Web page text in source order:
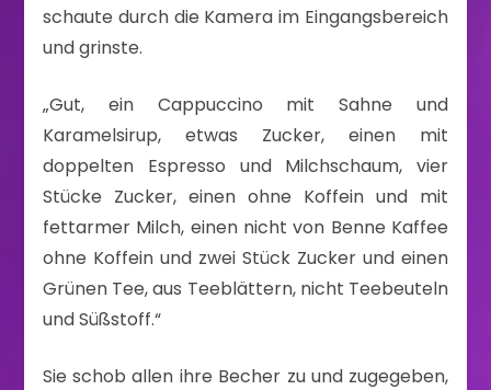
schaute durch die Kamera im Eingangsbereich
und grinste.
„Gut, ein Cappuccino mit Sahne und
Karamelsirup, etwas Zucker, einen mit
doppelten Espresso und Milchschaum, vier
Stücke Zucker, einen ohne Koffein und mit
fettarmer Milch, einen nicht von Benne Kaffee
ohne Koffein und zwei Stück Zucker und einen
Grünen Tee, aus Teeblättern, nicht Teebeuteln
und Süßstoff.“
Sie schob allen ihre Becher zu und zugegeben,